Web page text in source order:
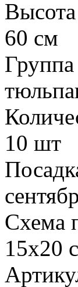
60 см
Группа
10 шт
Схема
15х20